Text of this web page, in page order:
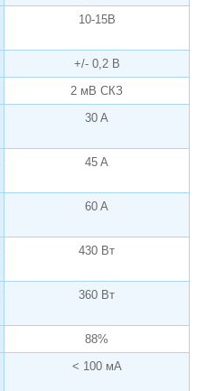
10-15В
+/- 0,2 В
2 мВ СКЗ
30 A
45 A
60 A
430 Вт
360 Вт
88%
< 100 мА